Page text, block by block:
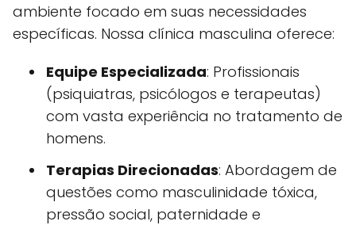
ambiente focado em suas necessidades
específicas. Nossa clínica masculina oferece:
Equipe Especializada: Profissionais
(psiquiatras, psicólogos e terapeutas)
com vasta experiência no tratamento de
homens.
Terapias Direcionadas: Abordagem de
questões como masculinidade tóxica,
pressão social, paternidade e